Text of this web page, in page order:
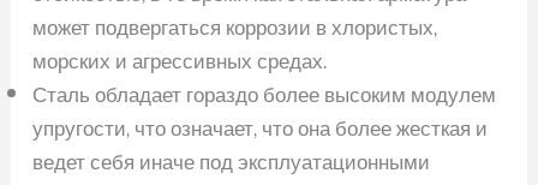
может подвергаться коррозии в хлористых,
морских и агрессивных средах.
Сталь обладает гораздо более высоким модулем
упругости, что означает, что она более жесткая и
ведет себя иначе под эксплуатационными